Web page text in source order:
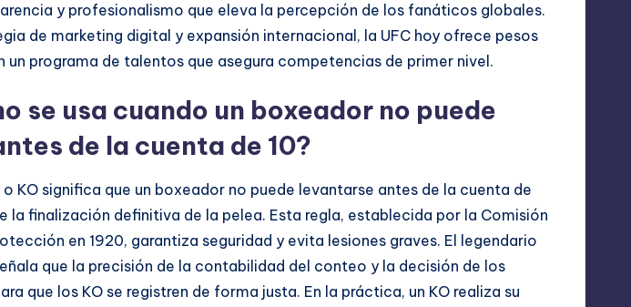
y profesionalismo que eleva la percepción de los fanáticos globales.
de marketing digital y expansión internacional, la UFC hoy ofrece pesos
un programa de talentos que asegura competencias de primer nivel.
se usa cuando un boxeador no puede
de la cuenta de 10?
o KO significa que un boxeador no puede levantarse antes de la cuenta de
la finalización definitiva de la pelea. Esta regla, establecida por la Comisión
en 1920, garantiza seguridad y evita lesiones graves. El legendario
que la precisión de la contabilidad del conteo y la decisión de los
que los KO se registren de forma justa. En la práctica, un KO realiza su